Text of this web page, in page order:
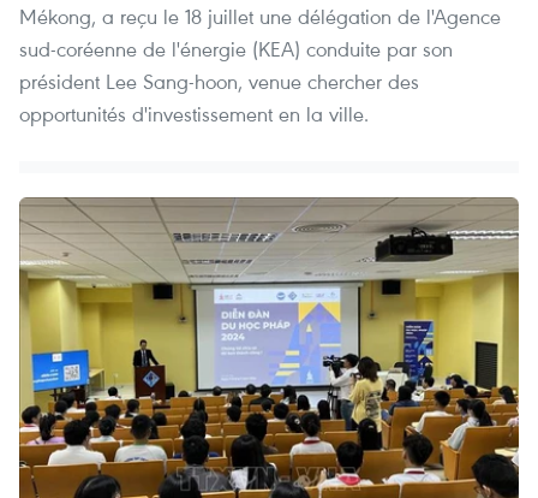
Mékong, a reçu le 18 juillet une délégation de l'Agence
sud-coréenne de l'énergie (KEA) conduite par son
président Lee Sang-hoon, venue chercher des
opportunités d'investissement en la ville.